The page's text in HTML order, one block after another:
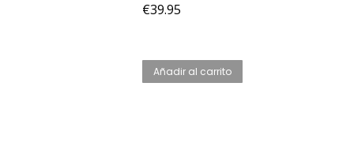
€39.95
Añadir al carrito